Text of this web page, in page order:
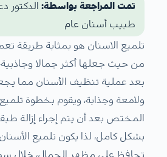
تمت المراجعة بواسطة: الدكتور
طبيب أسنان عام
تلميع الاسنان هو بمثابة طريقة
من حيث جعلها أكثر جمالا
بعد عملية تنظيف الأسنان مما
ولامعة وجذابة، ويقوم بخطوة
المختص بعد أن يتم إجراء إزالة
بشكل كامل، لذا يكون تلميع
تحافظ على مظهر الجمال، خلال